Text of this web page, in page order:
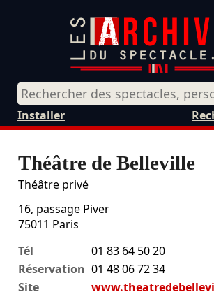
Installer
Théâtre de Belleville
Théâtre privé
16, passage Piver
75011 Paris
Tél
01 83 64 50 20
Réservation 01 48 06 72 34
Site